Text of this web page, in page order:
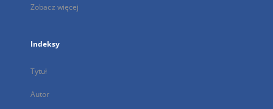
Zobacz więcej
Indeksy
Tytuł
Autor